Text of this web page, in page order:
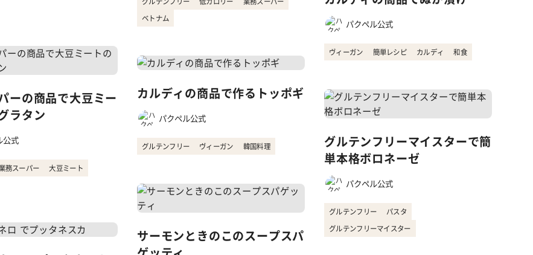
ーの商品で大豆ミー
ラタン
公式
務スーパー 大豆ミート
ベトナム
カルディの商品で作るトッポギ
パクペル公式
グルテンフリー ヴィーガン 韓国料理
サーモンときのこのスープスパ
ゲッティ
パクペル公式
ヴィーガン 簡単レシピ カルディ 和食
グルテンフリーマイスターで簡
単本格ボロネーゼ
パクペル公式
グルテンフリー パスタ
グルテンフリーマイスター